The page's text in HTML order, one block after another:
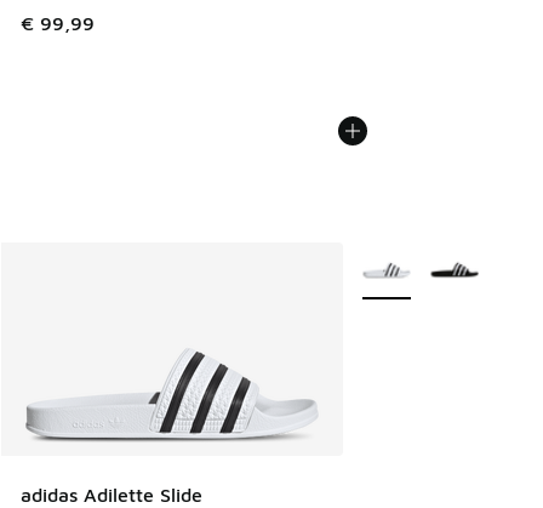
€ 99,99
adidas Adilette Slide
Meer kleuren